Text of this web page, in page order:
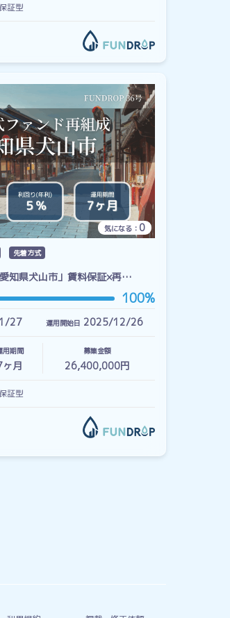
証型
気になる： 0
先着方式
知県犬山市」賃料保証×再…
100%
27 運用開始日 2025/12/26
用期間
ヶ月
募集金額
26,400,000円
証型